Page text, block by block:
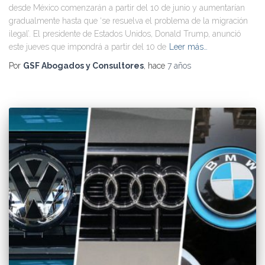
desde México comenzarán a partir del 10 de junio y aumentarían
gradualmente hasta que ‘se resuelva el problema de la migración
ilegal’. El presidente de Estados Unidos, Donald Trump, anunció
este jueves que impondrá a partir del 10 de
Leer más…
Por GSF Abogados y Consultores, hace 7 años